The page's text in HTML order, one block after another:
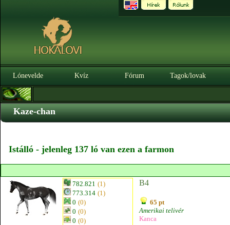
Lónevelde Kvíz Fórum Tagok/lovak
Kaze-chan
Istálló - jelenleg 137 ló van ezen a farmon
782.821 (1)
773.314 (1)
0 (0)
0 (0)
0 (0)
B4
65 pt
Amerikai telivér
Kanca